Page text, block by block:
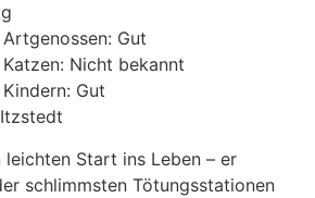
Gut
Nicht bekannt
Gut
Start ins Leben – er
schlimmsten Tötungsstationen